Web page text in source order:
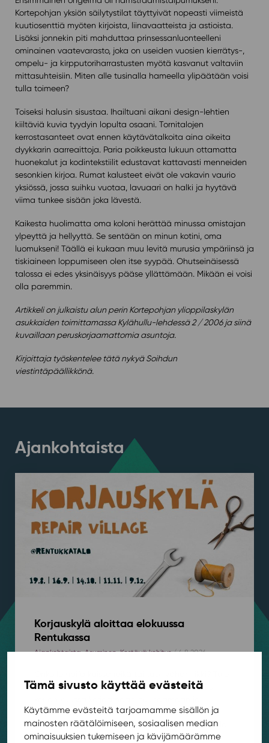
Tämä sivusto käyttää evästeitä
Käytämme evästeitä tarjoamamme sisällön ja
mainosten räätälöimiseen, sosiaalisen median
ominaisuuksien tukemiseen ja kävijämäärämme
Kortepohjan yksiön säilytystilat täyttyivät nopeasti viimeistä
kuutiosenttiä myöten kirjoista, liinavaatteista ja astioista.
Lisäksi jonnekin piti mahduttaa prinsessanluonteelleni
ominainen vaatevarasto, joka on useiden vuosien kierrätys-,
ompelu- ja kirpputoriharrastusten myötä kasvanut valtaviin
mittasuhteisiin. Miten alle tusinalla hameella ylipäätään voisi
tulla toimeen?
Toiseksi halusin sisustaa. Ihailtuani aikani design-lehtien
kiiltäviä kuvia tyydyin lopulta osaani. Tornitalojen
kerrostasanteet ovat ennen käytävätalkoita aina oikeita
dyykkarin aarreaittoja. Paria poikkeusta lukuun ottamatta
huonekalut ja kodintekstiilit edustavat kattavasti menneiden
sesonkien kirjoa. Rumat kalusteet eivät ole vakavin vaurio
yksiössä, jossa suihku vuotaa, lavuaari on halki ja hyytävä
viima tunkee sisään joka lävestä.
Kaikesta huolimatta oma koloni herättää minussa omistajan
ylpeyttä ja hellyyttä. Se sentään on minun kotini, oma
luomukseni! Täällä ei kukaan muu levitä murusia ympäriinsä ja
tiskiaineen loppumiseen olen itse syypää. Ohutseinäisessä
talossa ei edes yksinäisyys pääse yllättämään. Mikään ei voisi
olla paremmin.
Artikkeli on julkaistu alun perin Kortepohjan ylioppilaskylän
asukkaiden toimittamassa Kylähullu-lehdessä 2 / 2006 ja siinä
kuvaillaan peruskorjaamattomia asuntoja.
Kirjoittaja työskentelee tätä nykyä Soihdun
viestintäpäällikkönä.
Ajankohtaista
Korjauskylä aloittaa elokuussa
Rentukassa
Ajankohtaista,Asuminen,Kestävä kehitys/ 4.8.2026
mukaan rentoon Korjauskylään, joka kokoontuu
oppimaan yhdessä! Tapaamme ensimmäisen
kerran Rentukan kerhotilassa 19.8. klo 16-18.⁠⁠Paikalla
ei...